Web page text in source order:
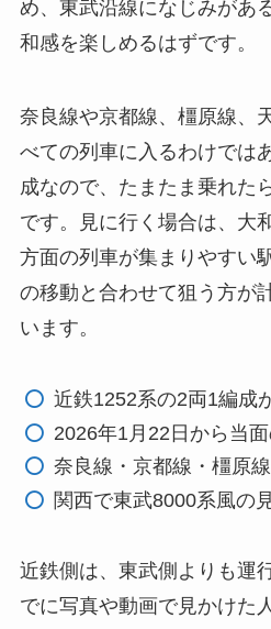
め、東武沿線になじみがあ
和感を楽しめるはずです。
奈良線や京都線、橿原線、
べての列車に入るわけでは
成なので、たまたま乗れた
です。見に行く場合は、大
方面の列車が集まりやすい
の移動と合わせて狙う方が
います。
近鉄1252系の2両1編成
2026年1月22日から当
奈良線・京都線・橿原
関西で東武8000系風の
近鉄側は、東武側よりも運
でに写真や動画で見かけた